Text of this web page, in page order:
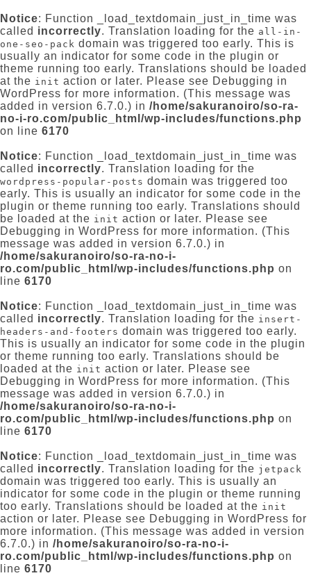
Notice: Function _load_textdomain_just_in_time was
called incorrectly. Translation loading for the all-in-
one-seo-pack domain was triggered too early. This is
usually an indicator for some code in the plugin or
theme running too early. Translations should be loaded
at the init action or later. Please see Debugging in
WordPress for more information. (This message was
added in version 6.7.0.) in /home/sakuranoiro/so-ra-
no-i-ro.com/public_html/wp-includes/functions.php
on line 6170
Notice: Function _load_textdomain_just_in_time was
called incorrectly. Translation loading for the
wordpress-popular-posts domain was triggered too
early. This is usually an indicator for some code in the
plugin or theme running too early. Translations should
be loaded at the init action or later. Please see
Debugging in WordPress for more information. (This
message was added in version 6.7.0.) in
/home/sakuranoiro/so-ra-no-i-
ro.com/public_html/wp-includes/functions.php on
line 6170
Notice: Function _load_textdomain_just_in_time was
called incorrectly. Translation loading for the insert-
headers-and-footers domain was triggered too early.
This is usually an indicator for some code in the plugin
or theme running too early. Translations should be
loaded at the init action or later. Please see
Debugging in WordPress for more information. (This
message was added in version 6.7.0.) in
/home/sakuranoiro/so-ra-no-i-
ro.com/public_html/wp-includes/functions.php on
line 6170
Notice: Function _load_textdomain_just_in_time was
called incorrectly. Translation loading for the jetpack
domain was triggered too early. This is usually an
indicator for some code in the plugin or theme running
too early. Translations should be loaded at the init
action or later. Please see Debugging in WordPress for
more information. (This message was added in version
6.7.0.) in /home/sakuranoiro/so-ra-no-i-
ro.com/public_html/wp-includes/functions.php on
line 6170